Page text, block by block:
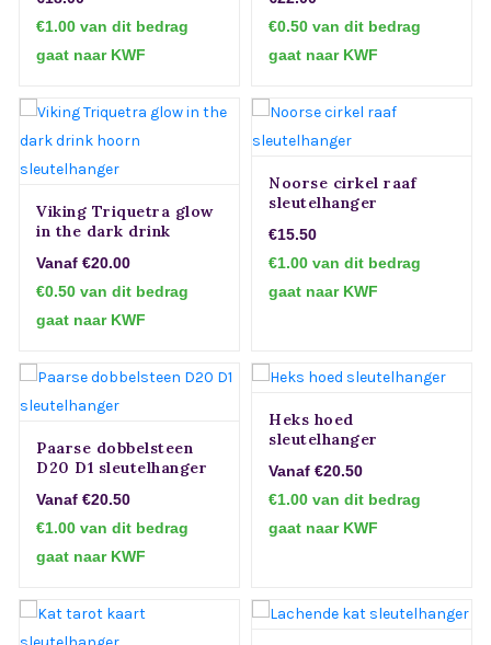
€1.00 van dit bedrag
gaat naar KWF
€0.50 van dit bedrag
gaat naar KWF
Viking Triquetra glow
in the dark drink
Vanaf €20.00
€0.50 van dit bedrag
gaat naar KWF
Noorse cirkel raaf
sleutelhanger
€15.50
€1.00 van dit bedrag
gaat naar KWF
Paarse dobbelsteen
D20 D1 sleutelhanger
Vanaf €20.50
€1.00 van dit bedrag
gaat naar KWF
Heks hoed
sleutelhanger
Vanaf €20.50
€1.00 van dit bedrag
gaat naar KWF